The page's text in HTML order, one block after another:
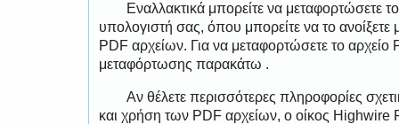
Εναλλακτικά μπορείτε να μεταφορτώσετε
υπολογιστή σας, όπου μπορείτε να το
PDF αρχείων. Για να μεταφορτώσετε το
μεταφόρτωσης παρακάτω .
Αν θέλετε περισσότερες πληροφορίες
και χρήση των PDF αρχείων, ο οίκος Highwire